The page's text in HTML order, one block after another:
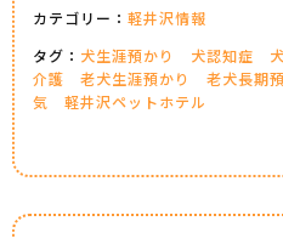
カテゴリー： 軽井沢情報
タグ： 犬生涯預かり 犬認知症
介護
老犬生涯預かり 老犬長期
気
軽井沢ペットホテル